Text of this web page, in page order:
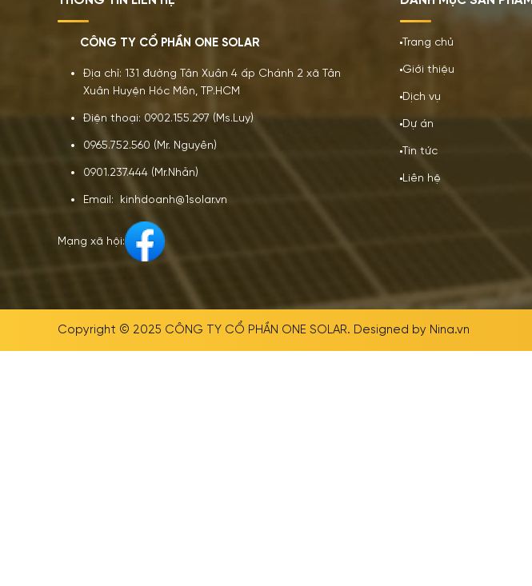
CÔNG TY CỔ PHẦN ONE SOLAR
Địa chỉ: 131 đường Tân Xuân 4 ấp Chánh 2 xã Tân
Xuân Huyện Hóc Môn, TP.HCM
Điện thoại: 0902.155.297 (Ms.Luy)
0965.752.560 (Mr. Nguyên)
0901.237.444 (Mr.Nhẫn)
Email: kinhdoanh@1solar.vn
Mạng xã hội:
Trang chủ
Giới thiệu
Dịch vụ
Dự án
Tin tức
Liên hệ
Copyright © 2025 CÔNG TY CỔ PHẦN ONE SOLAR. Designed by Nina.vn